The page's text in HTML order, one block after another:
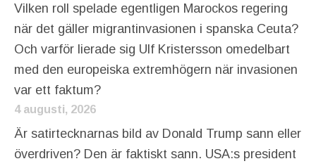
Vilken roll spelade egentligen Marockos regering
när det gäller migrantinvasionen i spanska Ceuta?
Och varför lierade sig Ulf Kristersson omedelbart
med den europeiska extremhögern när invasionen
var ett faktum?
4 augusti, 2026
Är satirtecknarnas bild av Donald Trump sann eller
överdriven? Den är faktiskt sann. USA:s president